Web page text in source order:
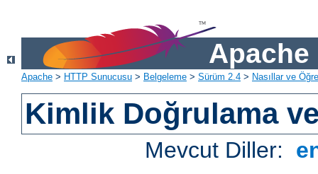
Apache
Apache > HTTP Sunucusu > Belgeleme > Sürüm 2.4 > Nasıllar ve
Kimlik Doğrulama
Mevcut Diller: